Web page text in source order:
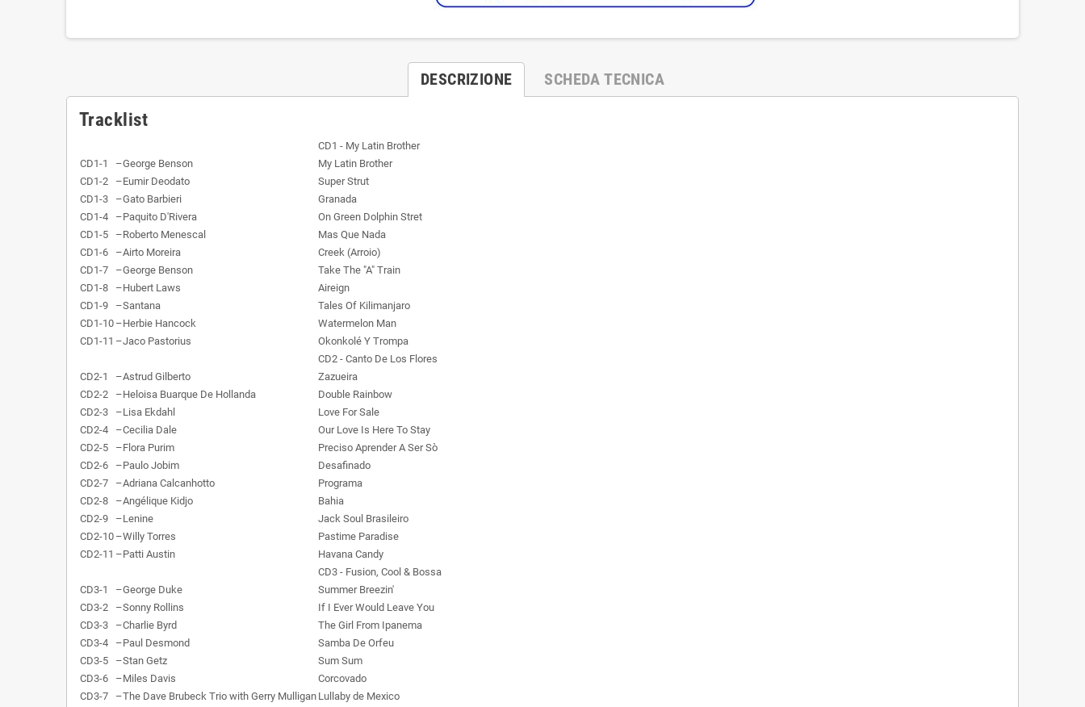
DESCRIZIONE SCHEDA TECNICA
Tracklist
CD1 - My Latin Brother
CD1-1
–George Benson
My Latin Brother
CD1-2
–Eumir Deodato
Super Strut
CD1-3
–Gato Barbieri
Granada
CD1-4
–Paquito D'Rivera
On Green Dolphin Stret
CD1-5
–Roberto Menescal
Mas Que Nada
CD1-6
–Airto Moreira
Creek (Arroio)
CD1-7
–George Benson
Take The "A" Train
CD1-8
–Hubert Laws
Aireign
CD1-9
–Santana
Tales Of Kilimanjaro
CD1-10 –Herbie Hancock
Watermelon Man
CD1-11 –Jaco Pastorius
Okonkolé Y Trompa
CD2 - Canto De Los Flores
CD2-1
–Astrud Gilberto
Zazueira
CD2-2
–Heloisa Buarque De Hollanda
Double Rainbow
CD2-3
–Lisa Ekdahl
Love For Sale
CD2-4
–Cecilia Dale
Our Love Is Here To Stay
CD2-5
–Flora Purim
Preciso Aprender A Ser Sò
CD2-6
–Paulo Jobim
Desafinado
CD2-7
–Adriana Calcanhotto
Programa
CD2-8
–Angélique Kidjo
Bahia
CD2-9
–Lenine
Jack Soul Brasileiro
CD2-10 –Willy Torres
Pastime Paradise
CD2-11 –Patti Austin
Havana Candy
CD3 - Fusion, Cool & Bossa
CD3-1
–George Duke
Summer Breezin'
CD3-2
–Sonny Rollins
If I Ever Would Leave You
CD3-3
–Charlie Byrd
The Girl From Ipanema
CD3-4
–Paul Desmond
Samba De Orfeu
CD3-5
–Stan Getz
Sum Sum
CD3-6
–Miles Davis
Corcovado
CD3-7
–The Dave Brubeck Trio with Gerry Mulligan Lullaby de Mexico